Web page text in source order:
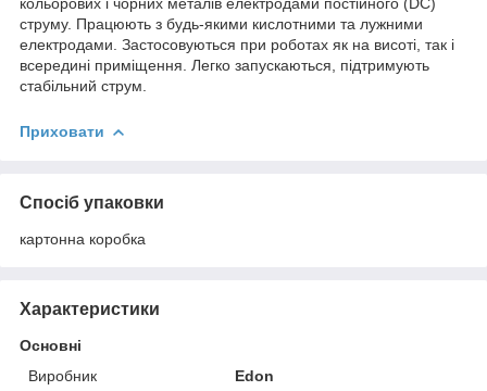
струму. Працюють з будь-якими кислотними та лужними
електродами. Застосовуються при роботах як на висоті, так і
всередині приміщення. Легко запускаються, підтримують
стабільний струм.
Приховати
Спосіб упаковки
картонна коробка
Характеристики
Основні
Виробник
Edon